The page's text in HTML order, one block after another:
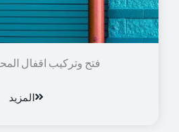
فتح وتركيب اقفال
المزيد